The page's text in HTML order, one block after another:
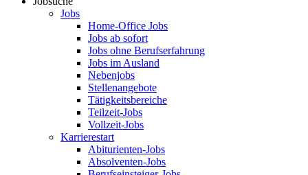
Jobs
Home-Office Jobs
Jobs ab sofort
Jobs ohne Berufserfahrung
Jobs im Ausland
Nebenjobs
Stellenangebote
Tätigkeitsbereiche
Teilzeit-Jobs
Vollzeit-Jobs
Karrierestart
Abiturienten-Jobs
Absolventen-Jobs